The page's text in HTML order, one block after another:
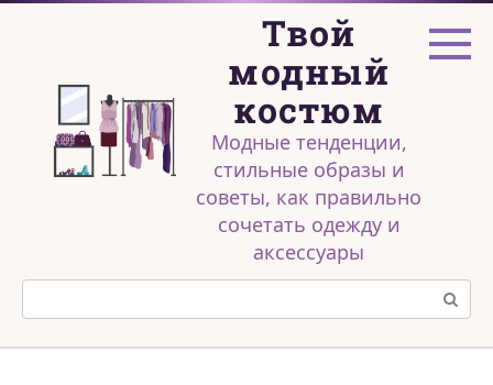
Перейти
Твой
модный
костюм
Модные тенденции,
стильные образы и
советы, как правильно
сочетать одежду и
аксессуары
Поиск: